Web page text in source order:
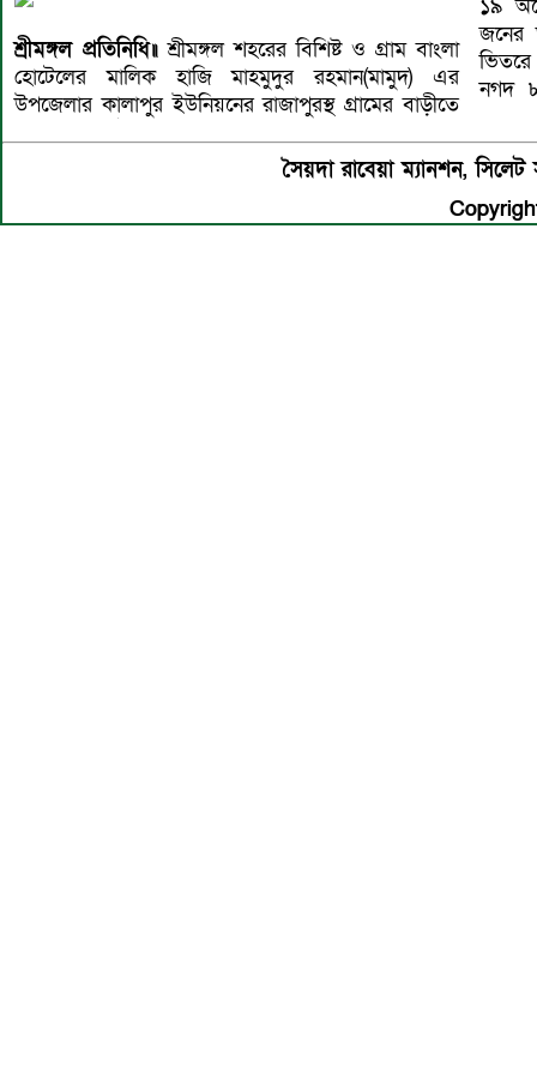
শ্রীমঙ্গল প্রতিনিধি॥ শ্রীমঙ্গল শহরের বিশিষ্ট ও গ্রাম বাংলা
হোটেলের মালিক হাজি মাহমুদুর রহমান(মামুদ) এর
উপজেলার কালাপুর ইউনিয়নের রাজাপুরস্থ গ্রামের বাড়ীতে
১৯
জনের
ভিতরে
নগদ
করে
সৈয়দা রাবেয়া ম্যানশন,